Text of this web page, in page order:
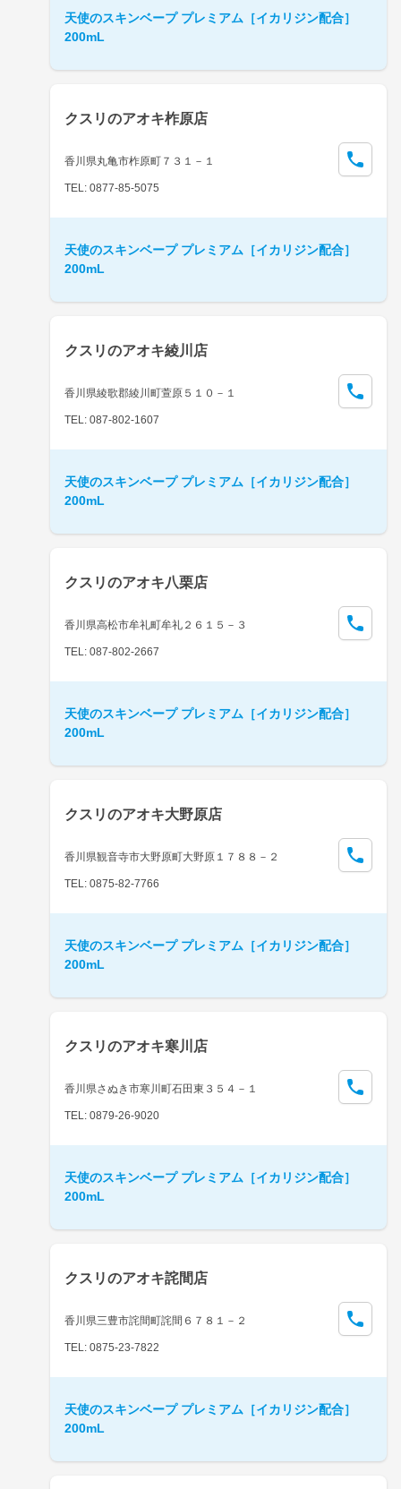
天使のスキンベープ プレミアム［イカリジン配合］
200mL
クスリのアオキ柞原店
香川県丸亀市柞原町７３１－１
TEL: 0877-85-5075
天使のスキンベープ プレミアム［イカリジン配合］
200mL
クスリのアオキ綾川店
香川県綾歌郡綾川町萱原５１０－１
TEL: 087-802-1607
天使のスキンベープ プレミアム［イカリジン配合］
200mL
クスリのアオキ八栗店
香川県高松市牟礼町牟礼２６１５－３
TEL: 087-802-2667
天使のスキンベープ プレミアム［イカリジン配合］
200mL
クスリのアオキ大野原店
香川県観音寺市大野原町大野原１７８８－２
TEL: 0875-82-7766
天使のスキンベープ プレミアム［イカリジン配合］
200mL
クスリのアオキ寒川店
香川県さぬき市寒川町石田東３５４－１
TEL: 0879-26-9020
天使のスキンベープ プレミアム［イカリジン配合］
200mL
クスリのアオキ詫間店
香川県三豊市詫間町詫間６７８１－２
TEL: 0875-23-7822
天使のスキンベープ プレミアム［イカリジン配合］
200mL